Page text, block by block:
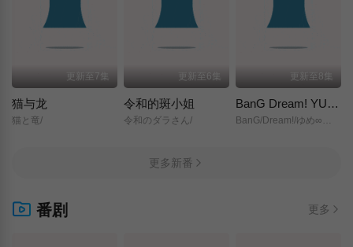
更新至7集
猫与龙
猫と竜/
更新至6集
令和的斑小姐
令和のダラさん/
更新至8集
BanG Dream! YUME∞MITA
BanG/Dream!/ゆめ∞みた/
更多新番
番剧 更多